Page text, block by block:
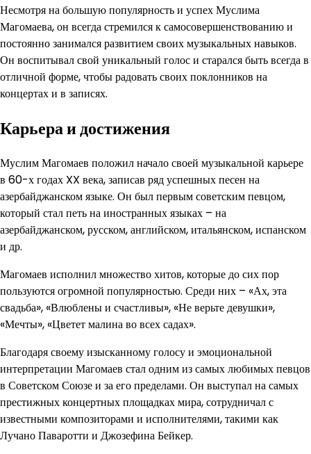
Несмотря на большую популярность и успех Муслима
Магомаева, он всегда стремился к самосовершенствованию и
постоянно занимался развитием своих музыкальных навыков.
Он воспитывал свой уникальный голос и старался быть всегда в
отличной форме, чтобы радовать своих поклонников на
концертах и в записях.
Карьера и достижения
Муслим Магомаев положил начало своей музыкальной карьере
в 60-х годах XX века, записав ряд успешных песен на
азербайджанском языке. Он был первым советским певцом,
который стал петь на иностранных языках – на
азербайджанском, русском, английском, итальянском, испанском
и др.
Магомаев исполнил множество хитов, которые до сих пор
пользуются огромной популярностью. Среди них – «Ах, эта
свадьба», «Влюблены и счастливы», «Не верьте девушки»,
«Мечты», «Цветет малина во всех садах».
Благодаря своему изысканному голосу и эмоциональной
интерпретации Магомаев стал одним из самых любимых певцов
в Советском Союзе и за его пределами. Он выступал на самых
престижных концертных площадках мира, сотрудничал с
известными композиторами и исполнителями, такими как
Лучано Паваротти и Джозефина Бейкер.